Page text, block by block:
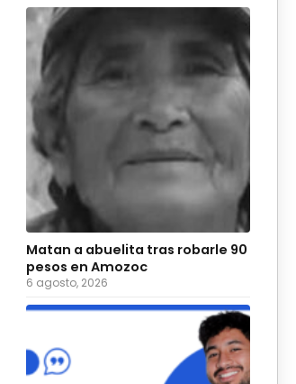
Matan a abuelita tras robarle 90
pesos en Amozoc
6 agosto, 2026